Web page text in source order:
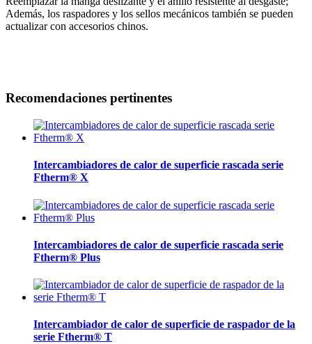
Además, los raspadores y los sellos mecánicos también se pueden
actualizar con accesorios chinos.
Recomendaciones pertinentes
Intercambiadores de calor de superficie rascada serie
Ftherm® X
Intercambiadores de calor de superficie rascada serie
Ftherm® Plus
Intercambiador de calor de superficie de raspador de la
serie Ftherm® T